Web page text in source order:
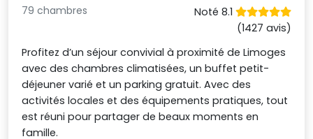
79 chambres
Noté 8.1
(1427 avis)
Profitez d’un séjour convivial à proximité de Limoges
avec des chambres climatisées, un buffet petit-
déjeuner varié et un parking gratuit. Avec des
activités locales et des équipements pratiques, tout
est réuni pour partager de beaux moments en
famille.